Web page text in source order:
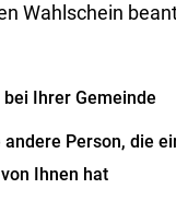
Wahlschein
Ihrer Gemeinde
andere Person, die
Ihnen hat